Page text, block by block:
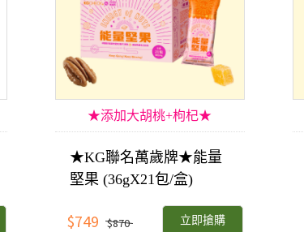
★添加大胡桃+枸杞★
★KG聯名萬歲牌★能量
堅果 (36gX21包/盒)
$749 $870 立即搶購